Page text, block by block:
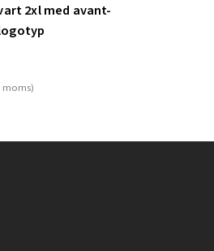
till i varukorg
2xl med avant-
moms)